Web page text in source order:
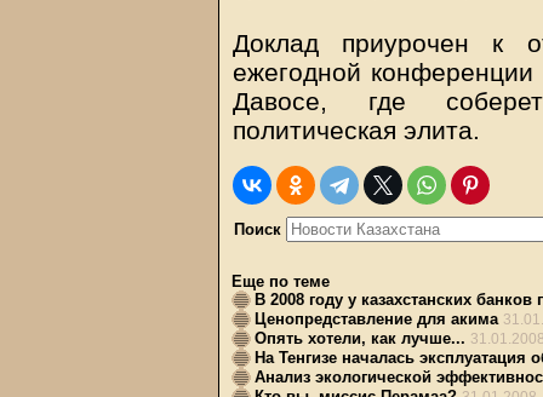
Доклад приурочен к
ежегодной
Давосе, где
политическая элита.
Поиск
Еще по теме
В 2008 году у казахстанских
Ценопредставление для акима
Опять хотели, как лучше...
На Тенгизе началась эксплуатация
Анализ экологической